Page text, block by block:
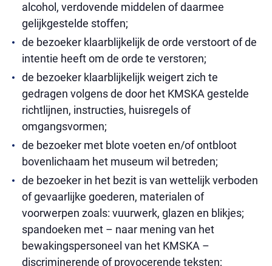
alcohol, verdovende middelen of daarmee
gelijkgestelde stoffen;
de bezoeker klaarblijkelijk de orde verstoort of de
intentie heeft om de orde te verstoren;
de bezoeker klaarblijkelijk weigert zich te
gedragen volgens de door het KMSKA gestelde
richtlijnen, instructies, huisregels of
omgangsvormen;
de bezoeker met blote voeten en/of ontbloot
bovenlichaam het museum wil betreden;
de bezoeker in het bezit is van wettelijk verboden
of gevaarlijke goederen, materialen of
voorwerpen zoals: vuurwerk, glazen en blikjes;
spandoeken met – naar mening van het
bewakingspersoneel van het KMSKA –
discriminerende of provocerende teksten;